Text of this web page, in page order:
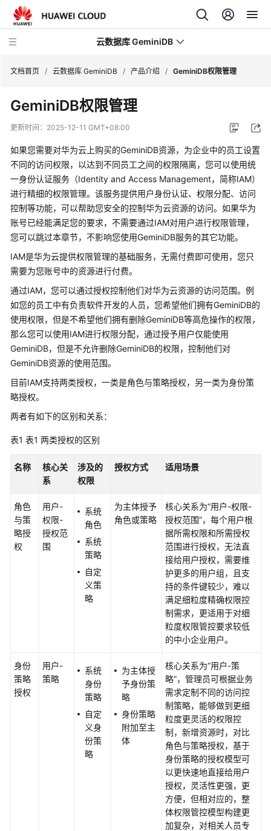
云数据库 GeminiDB
最
新
态
服
务
公
告
产
品
介
绍
解
云
数
据
库
GeminiDB
什
是
GeminiDB
GeminiDB
文档首页 / 云数据库 GeminiDB / 产品介绍 / GeminiDB权限管理
GeminiDB权限管理
更新时间： 2025-12-11 GMT+08:00
如果您需要对华为云上购买的GeminiDB资源，为企业中的员工设置
不同的访问权限，以达到不同员工之间的权限隔离，您可以使用统
一身份认证服务（Identity and Access Management，简称IAM）
进行精细的权限管理。该服务提供用户身份认证、权限分配、访问
控制等功能，可以帮助您安全的控制华为云资源的访问。如果华为
账号已经能满足您的要求，不需要通过IAM对用户进行权限管理，
您可以跳过本章节，不影响您使用GeminiDB服务的其它功能。
IAM是华为云提供权限管理的基础服务，无需付费即可使用，您只
需要为您账号中的资源进行付费。
通过IAM，您可以通过授权控制他们对华为云资源的访问范围。例
如您的员工中有负责软件开发的人员，您希望他们拥有GeminiDB的
使用权限，但是不希望他们拥有删除GeminiDB等高危操作的权限，
那么您可以使用IAM进行权限分配，通过授予用户仅能使用
GeminiDB，但是不允许删除GeminiDB的权限，控制他们对
GeminiDB资源的使用范围。
目前IAM支持两类授权，一类是角色与策略授权，另一类为身份策
略授权。
两者有如下的区别和关系：
表1 表1 两类授权的区别
名称
核心关
系
涉及的
权限
授权方式 适用场景
角色
与策
略授
权
用户-
权限-
授权范
围
系统
角色
系统
策略
自定
义策
略
为主体授予
角色或策略
核心关系为“用户-权限-
授权范围”，每个用户根
据所需权限和所需授权
范围进行授权，无法直
接给用户授权，需要维
护更多的用户组，且支
持的条件键较少，难以
满足细粒度精确权限控
制需求，更适用于对细
粒度权限管控要求较低
的中小企业用户。
身份
策略
授权
用户-
策略
系统
身份
策略
自定
义身
份策
略
为主体授
予身份策
略
身份策略
附加至主
体
核心关系为“用户-策
略”，管理员可根据业务
需求定制不同的访问控
制策略，能够做到更细
粒度更灵活的权限控
制，新增资源时，对比
角色与策略授权，基于
身份策略的授权模型可
以更快速地直接给用户
授权，灵活性更强，更
方便，但相对应的，整
体权限管控模型构建更
加复杂，对相关人员专